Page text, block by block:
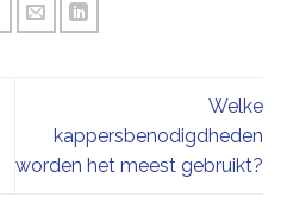
Welke
kappersbenodigdheden
worden het meest gebruikt?